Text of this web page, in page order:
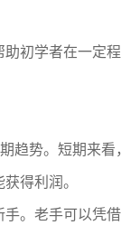
初学者在一定
趋势。短期来
得利润。
。老手可以凭